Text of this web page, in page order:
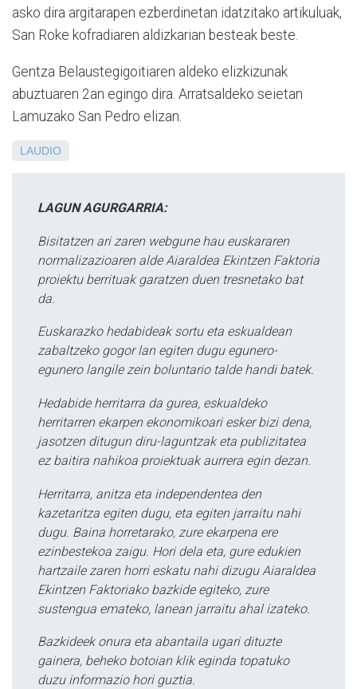
asko dira argitarapen ezberdinetan idatzitako artikuluak,
San Roke kofradiaren aldizkarian besteak beste.
Gentza Belaustegigoitiaren aldeko elizkizunak
abuztuaren 2an egingo dira. Arratsaldeko seietan
Lamuzako San Pedro elizan.
LAUDIO
LAGUN AGURGARRIA:
Bisitatzen ari zaren webgune hau euskararen
normalizazioaren alde Aiaraldea Ekintzen Faktoria
proiektu berrituak garatzen duen tresnetako bat
da.
Euskarazko hedabideak sortu eta eskualdean
zabaltzeko gogor lan egiten dugu egunero-
egunero langile zein boluntario talde handi batek.
Hedabide herritarra da gurea, eskualdeko
herritarren ekarpen ekonomikoari esker bizi dena,
jasotzen ditugun diru-laguntzak eta publizitatea
ez baitira nahikoa proiektuak aurrera egin dezan.
Herritarra, anitza eta independentea den
kazetaritza egiten dugu, eta egiten jarraitu nahi
dugu. Baina horretarako, zure ekarpena ere
ezinbestekoa zaigu. Hori dela eta, gure edukien
hartzaile zaren horri eskatu nahi dizugu Aiaraldea
Ekintzen Faktoriako bazkide egiteko, zure
sustengua emateko, lanean jarraitu ahal izateko.
Bazkideek onura eta abantaila ugari dituzte
gainera, beheko botoian klik eginda topatuko
duzu informazio hori guztia.